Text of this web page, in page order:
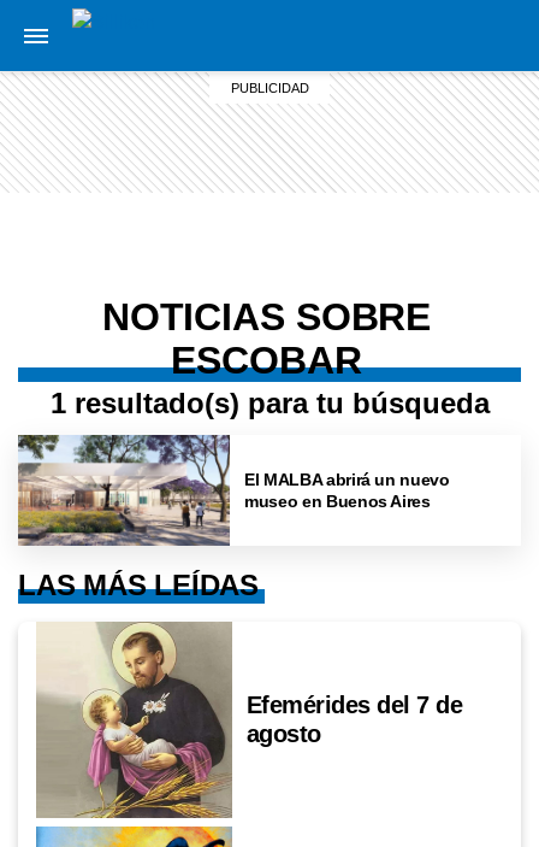
NOTICIAS SOBRE
ESCOBAR
1 resultado(s) para tu búsqueda
El MALBA abrirá un nuevo
museo en Buenos Aires
LAS MÁS LEÍDAS
Efemérides del 7 de
agosto